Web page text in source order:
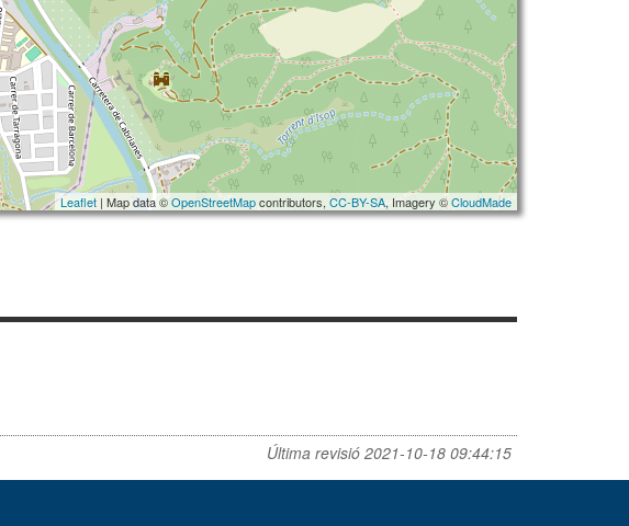
Leaflet | Map data ©OpenStreetMapcontributors, CC-BY-SA, Imagery ©CloudMade
Última revisió 2021-10-18 09:44:15